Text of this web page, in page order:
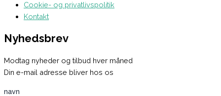
Cookie- og privatlivspolitik
Kontakt
Nyhedsbrev
Modtag nyheder og tilbud hver måned
Din e-mail adresse bliver hos os
navn